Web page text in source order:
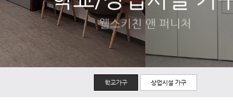
웰스키친 앤 퍼니처
학교가구 상업시설 가구